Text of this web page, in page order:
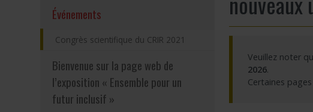
Comment devenir membre
Événements
Congrès scientifique du CRIR 2021
Bienvenue sur la page web de
l’exposition « Ensemble pour un
futur inclusif »
Veuillez noter
2026.
Certaines